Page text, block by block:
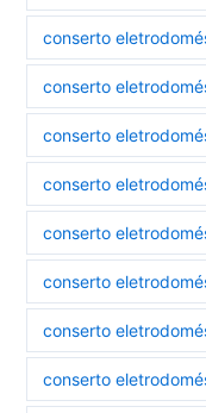
conserto
conserto
conserto
conserto
conserto
conserto
conserto
conserto